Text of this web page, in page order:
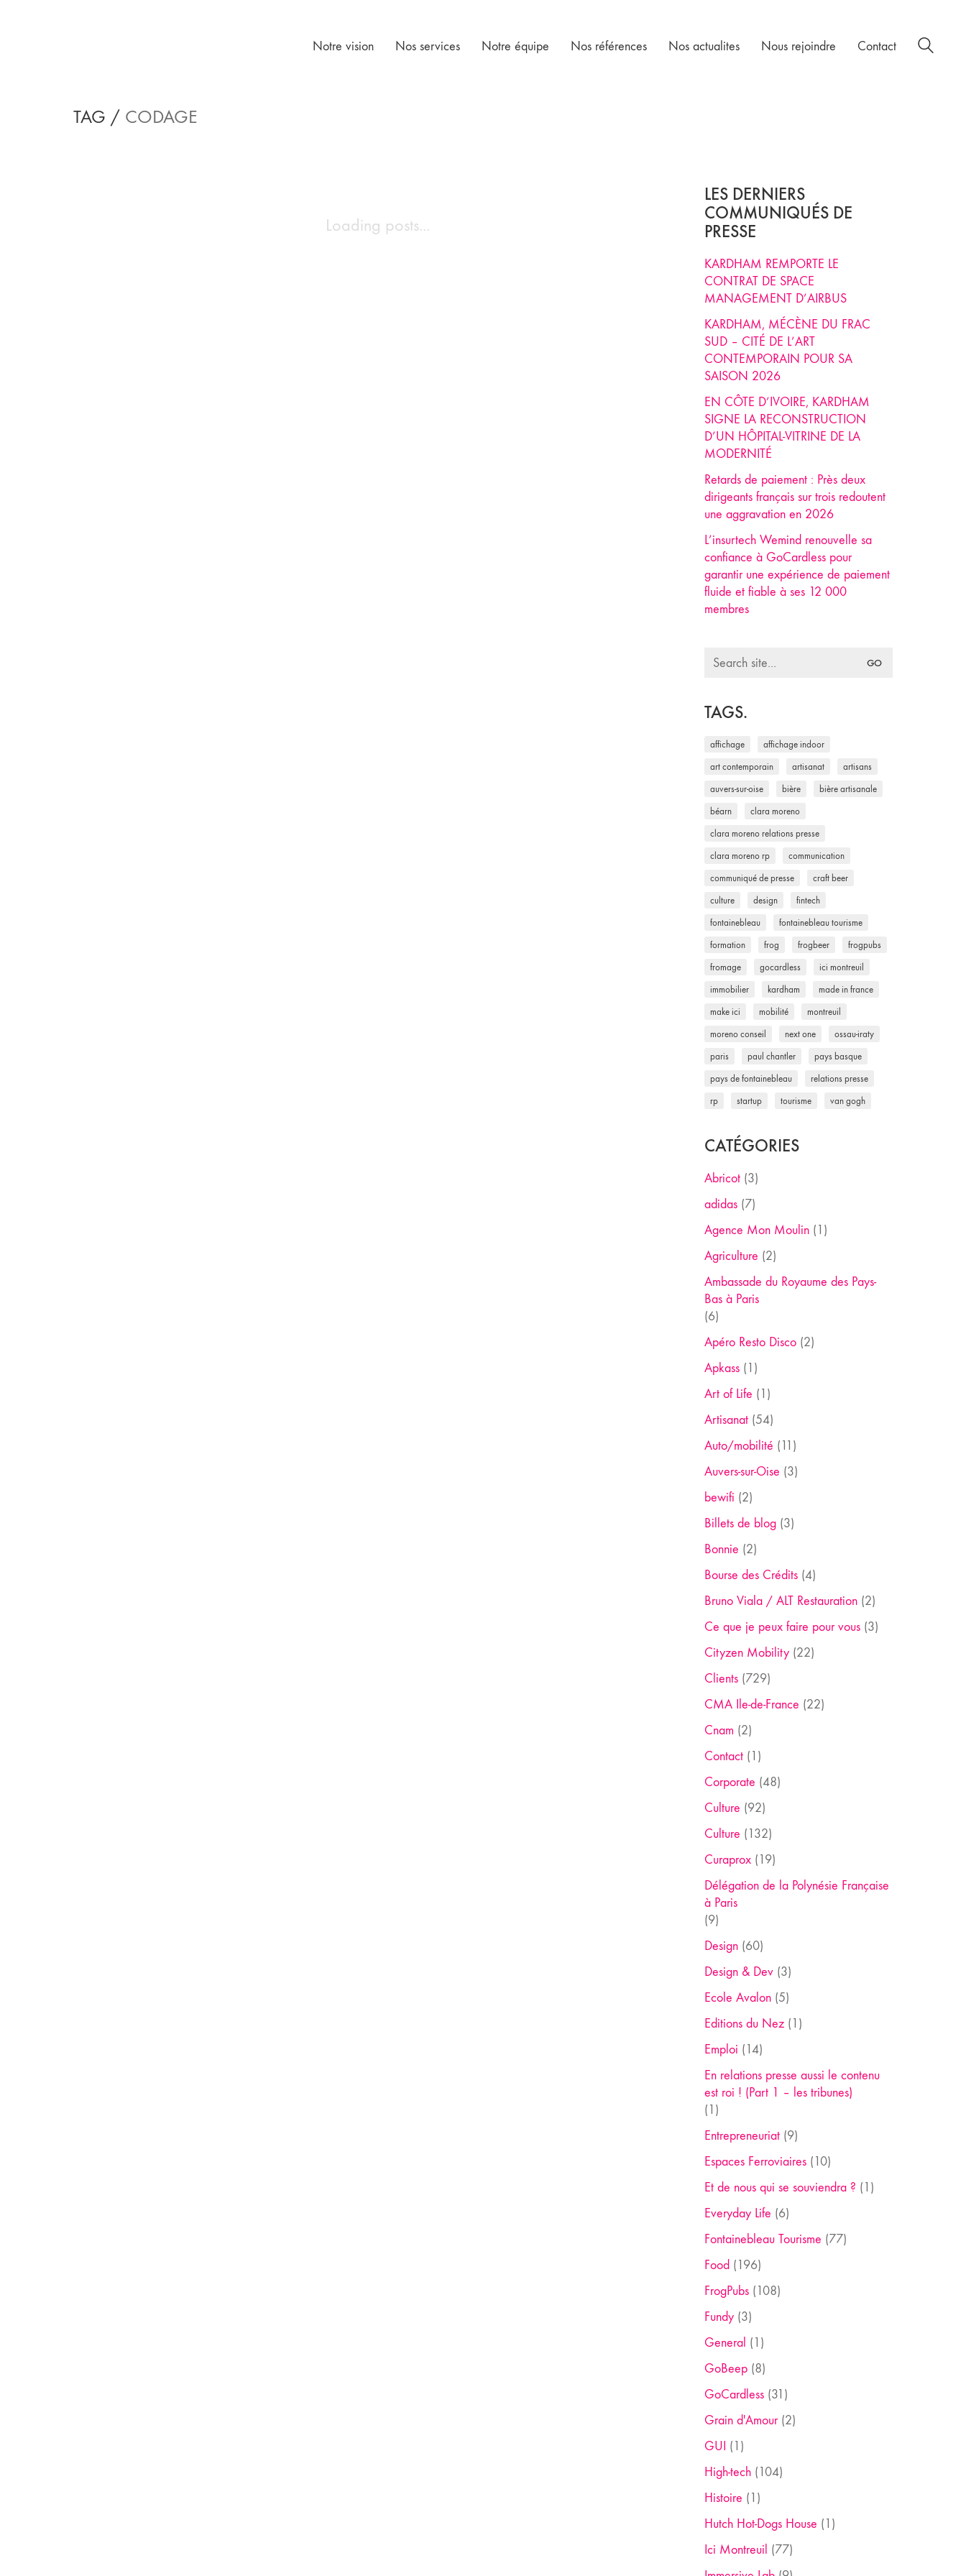
Notre vision Nos services Notre équipe Nos références Nos actualites Nous rejoindre Contact
TAG / CODAGE
Loading posts...
LES DERNIERS
COMMUNIQUÉS DE
PRESSE
KARDHAM REMPORTE LE
CONTRAT DE SPACE
MANAGEMENT D’AIRBUS
KARDHAM, MÉCÈNE DU FRAC
SUD – CITÉ DE L’ART
CONTEMPORAIN POUR SA
SAISON 2026
EN CÔTE D’IVOIRE, KARDHAM
SIGNE LA RECONSTRUCTION
D’UN HÔPITAL-VITRINE DE LA
MODERNITÉ
Retards de paiement : Près deux
dirigeants français sur trois redoutent
une aggravation en 2026
L’insurtech Wemind renouvelle sa
confiance à GoCardless pour
garantir une expérience de paiement
fluide et fiable à ses 12 000
membres
Search
TAGS.
affichage affichage indoor
art contemporain artisanat artisans
auvers-sur-oise bière bière artisanale
béarn clara moreno
clara moreno relations presse
clara moreno rp communication
communiqué de presse craft beer
culture design fintech
fontainebleau fontainebleau tourisme
formation frog frogbeer frogpubs
fromage gocardless ici montreuil
immobilier kardham made in france
make ici mobilité montreuil
moreno conseil next one ossau-iraty
paris paul chantler pays basque
pays de fontainebleau relations presse
rp startup tourisme van gogh
CATÉGORIES
Abricot(3)
adidas(7)
Agence Mon Moulin(1)
Agriculture (2)
Ambassade du Royaume des Pays-
Bas à Paris
(6)
Apéro Resto Disco(2)
Apkass(1)
Art of Life (1)
Artisanat(54)
Auto/mobilité (11)
Auvers-sur-Oise (3)
bewifi (2)
Billets de blog(3)
Bonnie (2)
Bourse des Crédits(4)
Bruno Viala / ALT Restauration(2)
Ce que je peux faire pour vous(3)
Cityzen Mobility(22)
Clients(729)
CMA Ile-de-France (22)
Cnam (2)
Contact(1)
Corporate (48)
Culture (92)
Culture (132)
Curaprox(19)
Délégation de la Polynésie Française
à Paris
(9)
Design(60)
Design & Dev(3)
Ecole Avalon(5)
Editions du Nez(1)
Emploi (14)
En relations presse aussi le contenu
est roi ! (Part 1 – les tribunes)
(1)
Entrepreneuriat(9)
Espaces Ferroviaires(10)
Et de nous qui se souviendra ? (1)
Everyday Life (6)
Fontainebleau Tourisme (77)
Food (196)
FrogPubs(108)
Fundy(3)
General (1)
GoBeep(8)
GoCardless(31)
Grain d'Amour(2)
GUI (1)
High-tech(104)
Histoire (1)
Hutch Hot-Dogs House (1)
Ici Montreuil (77)